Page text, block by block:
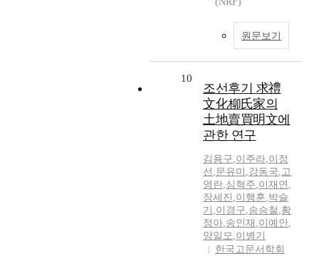
원문보기
10
조선후기 求禮
文化柳氏家의
土地賣買明文에
관한 연구
김용구,이주라,이정
선 ,문유미 ,강동국,고
영란,심혁주,이재연 ,
장세진 ,이행훈,박슬
기 ,이경구,송승철 ,황
정아,송인재 ,이예안,
양일모,이병기
한국고문서학회